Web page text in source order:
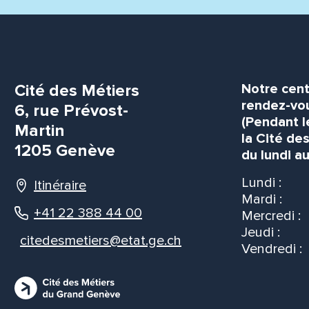
Cité des Métiers
6, rue Prévost-
Martin
1205 Genève
Itinéraire
+41 22 388 44 00
citedesmetiers@etat.ge.ch
Notre
rendez-
(Pendant
la Cité
du lundi
Lundi :
Mardi :
Mercredi :
Jeudi :
Vendredi :